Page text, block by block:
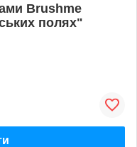
Brushme
полях"